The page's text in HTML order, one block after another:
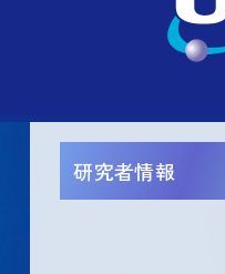
教員一覧
研究者情報